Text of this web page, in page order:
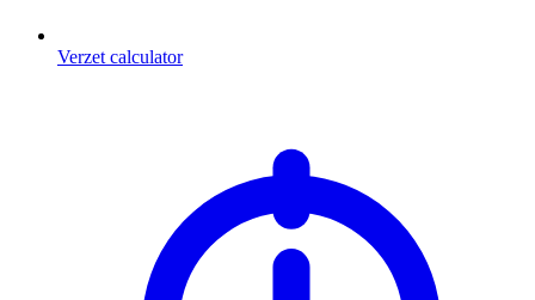
Verzet calculator